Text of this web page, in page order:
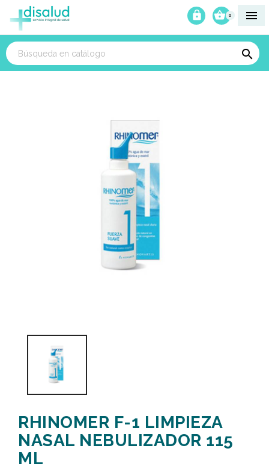

0



RHINOMER F-1 LIMPIEZA
NASAL NEBULIZADOR 115
ML